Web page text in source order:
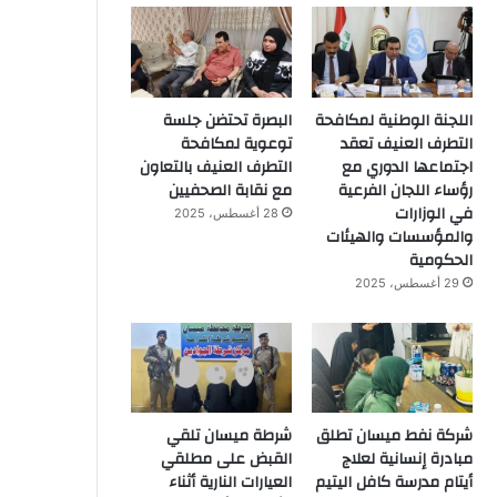
اللجنة الوطنية لمكافحة
التطرف العنيف تعقد
اجتماعها الدوري مع
رؤساء اللجان الفرعية
في الوزارات
والمؤسسات والهيئات
الحكومية
29 أغسطس، 2025
البصرة تحتضن جلسة
توعوية لمكافحة
التطرف العنيف بالتعاون
مع نقابة الصحفيين
28 أغسطس، 2025
شركة نفط ميسان تطلق
مبادرة إنسانية لعلاج
أيتام مدرسة كافل اليتيم
شرطة ميسان تلقي
القبض على مطلقي
العيارات النارية أثناء